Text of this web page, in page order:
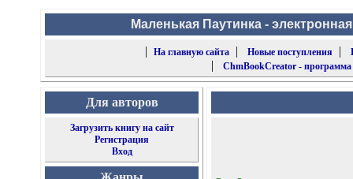
Маленькая Паутинка -
|
На главную сайта| Новые поступления |
| ChmBookCreator -
Для авторов
Загрузить книгу на сайт
Регистрация
Вход